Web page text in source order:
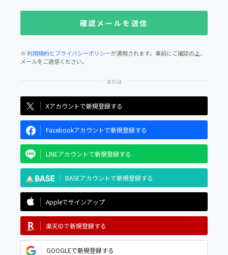
※利用規約とプライバシーポリシーが適用されます。事前にご確認の上、
メールをご送信ください。
Xアカウントで新規登録する
Facebookアカウントで新規登録する
LINEアカウントで新規登録する
BASEアカウントで新規登録する
Appleでサインアップ
楽天IDで新規登録する
GOOGLEで新規登録する